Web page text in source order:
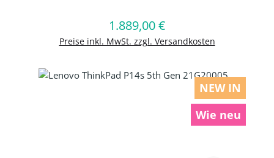
Regulärer Preis:
1.889,00 €
Preise inkl. MwSt. zzgl. Versandkosten
In den Warenkorb
NEW IN
Wie neu